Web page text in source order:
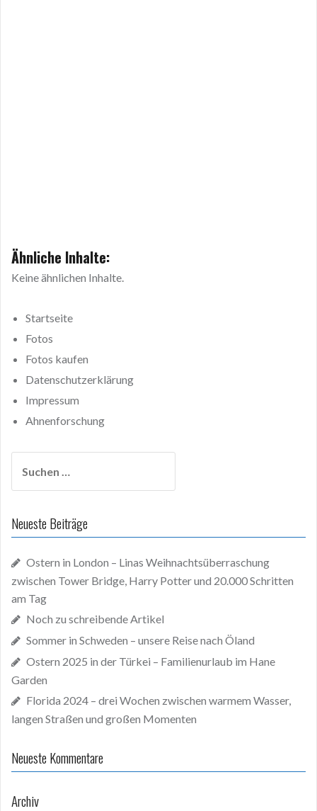
Ähnliche Inhalte:
Keine ähnlichen Inhalte.
Startseite
Fotos
Fotos kaufen
Datenschutzerklärung
Impressum
Ahnenforschung
nach:
Neueste Beiträge
Ostern in London – Linas Weihnachtsüberraschung
zwischen Tower Bridge, Harry Potter und 20.000 Schritten
am Tag
Noch zu schreibende Artikel
Sommer in Schweden – unsere Reise nach Öland
Ostern 2025 in der Türkei – Familienurlaub im Hane
Garden
Florida 2024 – drei Wochen zwischen warmem Wasser,
langen Straßen und großen Momenten
Neueste Kommentare
Archiv